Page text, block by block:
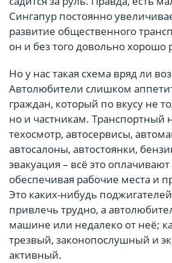
Сингапур постоянно
развитие общественного
он и без того довольно хорошо
Но у нас такая схема вряд ли
Автолюбители слишком
граждан, который по вкусу не
но и частникам. Транспортный
техосмотр, автосервисы,
автосалоны, автостоянки,
эвакуация – всё это
обеспечивая рабочие места и
Это каких-нибудь
привлечь трудно, а
машине или недалеко от неё;
трезвый, законопослушный и
активный.